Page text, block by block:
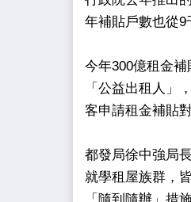
年補貼戶數也從9
今年300億租金
「公益出租人」
客申請租金補貼
都發局徐中強局
就學租屋族群，